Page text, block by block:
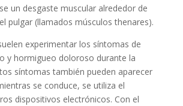
un desgaste muscular alrededor de
pulgar (llamados músculos thenares).
experimentar los síntomas de
y hormigueo doloroso durante la
síntomas también pueden aparecer
se conduce, se utiliza el
dispositivos electrónicos. Con el